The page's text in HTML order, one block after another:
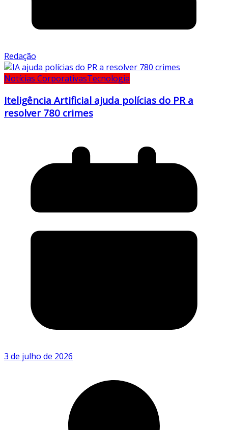
Redação
Notícias CorporativasTecnologia
Iteligência Artificial ajuda polícias do PR a
resolver 780 crimes
3 de julho de 2026